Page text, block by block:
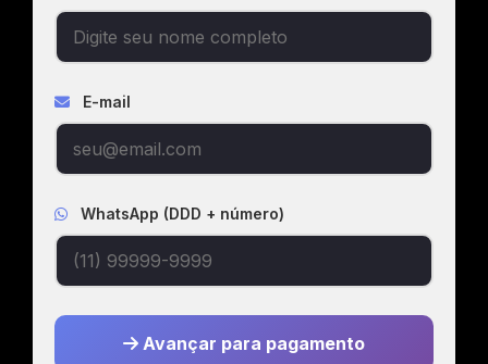
E-mail
WhatsApp (DDD + número)
Avançar para pagamento